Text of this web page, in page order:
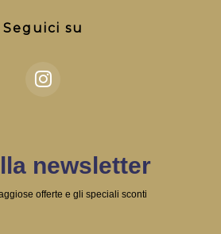
Seguici su
newsletter
offerte e gli speciali sconti